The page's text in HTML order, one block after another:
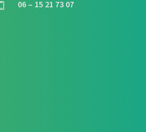
06 – 15 21 73 07